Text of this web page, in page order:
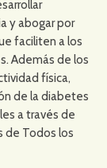
y abogar por
faciliten a los
Además de los
física,
de la diabetes
a través de
de Todos los